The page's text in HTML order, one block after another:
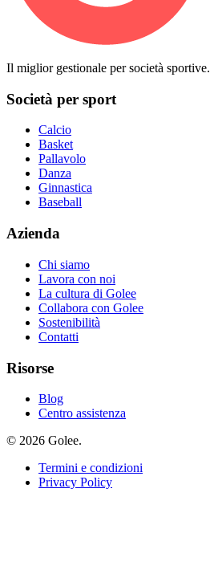
Il miglior gestionale per società sportive.
Società per sport
Calcio
Basket
Pallavolo
Danza
Ginnastica
Baseball
Azienda
Chi siamo
Lavora con noi
La cultura di Golee
Collabora con Golee
Sostenibilità
Contatti
Risorse
Blog
Centro assistenza
© 2026 Golee.
Termini e condizioni
Privacy Policy